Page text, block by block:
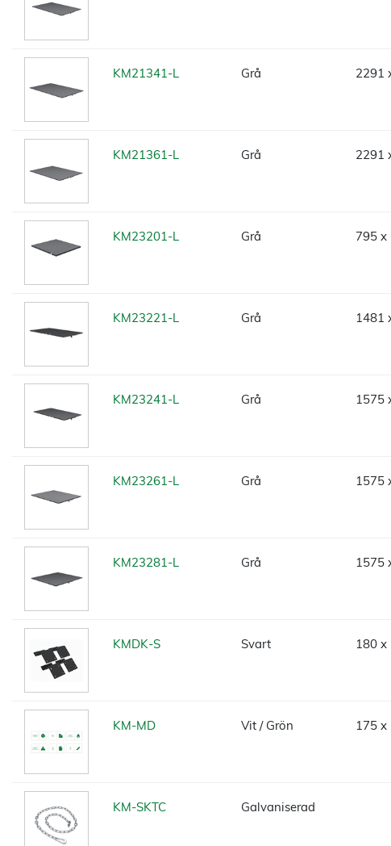
KM21341-L Grå 2291
KM21361-L Grå 2291
KM23201-L Grå 795 x
KM23221-L Grå 1481
KM23241-L Grå 1575
KM23261-L Grå 1575
KM23281-L Grå 1575
KMDK-S Svart 180 x
KM-MD Vit / Grön 175 x
KM-SKTC Galvaniserad